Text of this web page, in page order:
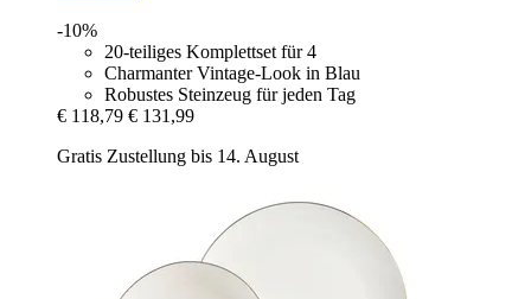
-10%
20-teiliges Komplettset für 4
Charmanter Vintage-Look in Blau
Robustes Steinzeug für jeden Tag
€ 118,79 € 131,99
Gratis Zustellung bis 14. August